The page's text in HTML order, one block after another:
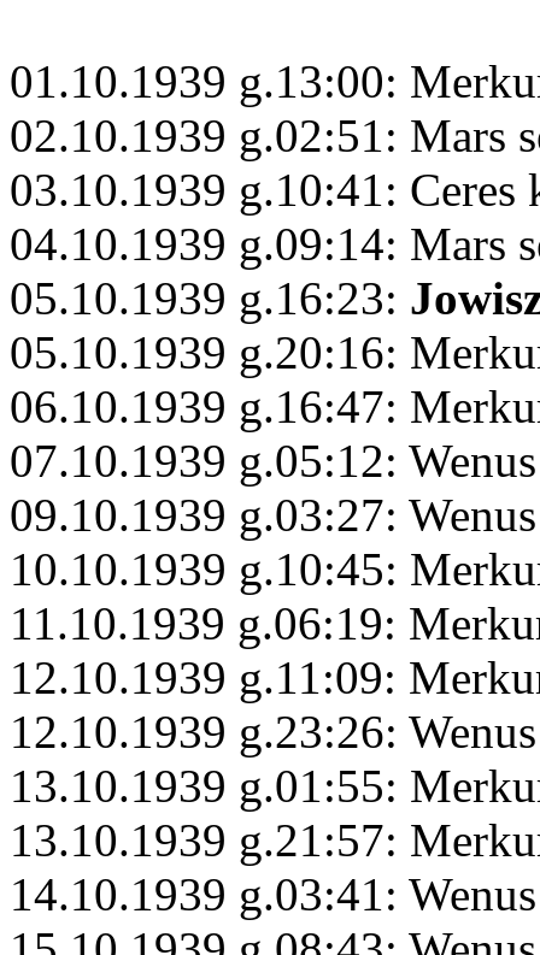
01.10.1939 g.13:00:
02.10.1939 g.02:51: Mars
03.10.1939 g.10:41: Ceres
04.10.1939 g.09:14: Mars
05.10.1939 g.16:23:
05.10.1939 g.20:16:
06.10.1939 g.16:47:
07.10.1939 g.05:12:
09.10.1939 g.03:27:
10.10.1939 g.10:45:
11.10.1939 g.06:19:
12.10.1939 g.11:09:
12.10.1939 g.23:26:
13.10.1939 g.01:55:
13.10.1939 g.21:57:
14.10.1939 g.03:41: